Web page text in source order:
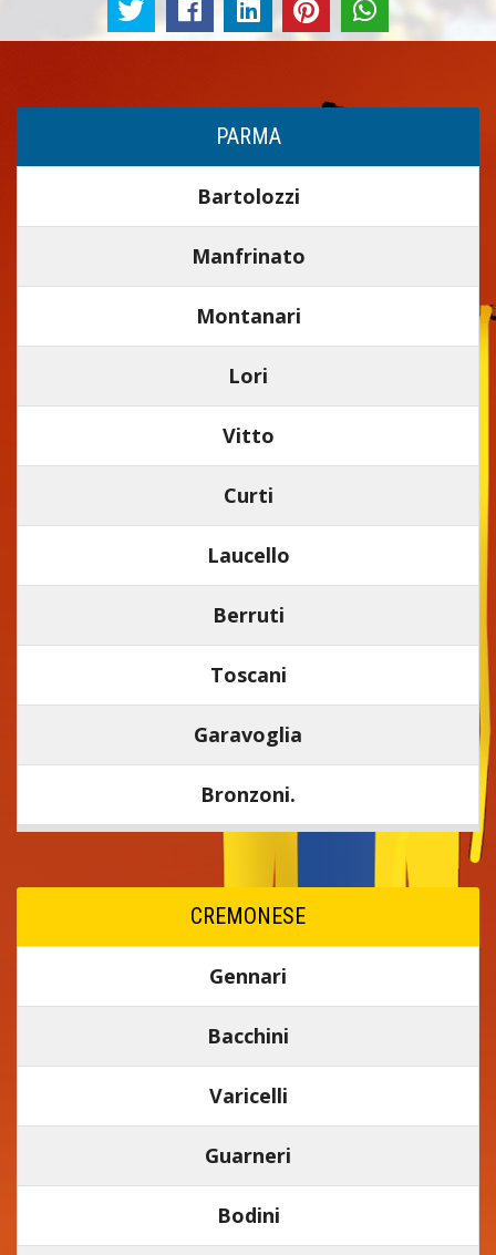
PARMA
Bartolozzi
Manfrinato
Montanari
Lori
Vitto
Curti
Laucello
Berruti
Toscani
Garavoglia
Bronzoni.
CREMONESE
Gennari
Bacchini
Varicelli
Guarneri
Bodini